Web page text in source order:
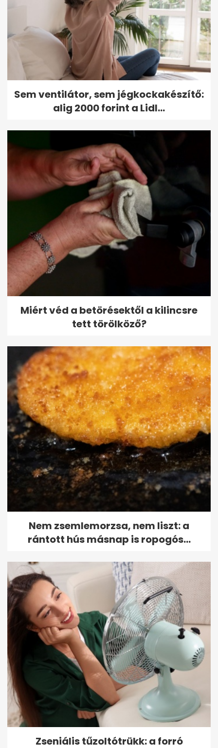
Sem ventilátor, sem jégkockakészítő:
alig 2000 forint a Lidl...
Miért véd a betörésektől a kilincsre
tett törölköző?
Nem zsemlemorzsa, nem liszt: a
rántott hús másnap is ropogós...
Zseniális tűzoltótrükk: a forró